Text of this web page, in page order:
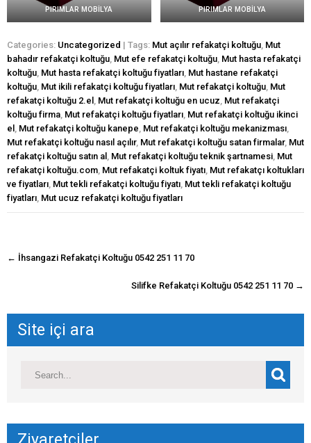
PIRIMLAR MOBİLYA PIRIMLAR MOBİLYA
Categories: Uncategorized | Tags: Mut açılır refakatçi koltuğu Mut
bahadır refakatçi koltuğu Mut efe refakatçi koltuğu Mut hasta refakatçi
koltuğu Mut hasta refakatçi koltuğu fiyatları Mut hastane refakatçi
koltuğu Mut ikili refakatçi koltuğu fiyatları Mut refakatçi koltuğu Mut
refakatçi koltuğu 2.el
Mut refakatçi koltuğu en ucuz Mut refakatçi
koltuğu firma Mut refakatçi koltuğu fiyatları Mut refakatçi koltuğu ikinci
el
Mut refakatçi koltuğu kanepe Mut refakatçi koltuğu mekanizması
Mut refakatçi koltuğu nasıl açılır, Mut refakatçi koltuğu satan firmalar, Mut
refakatçi koltuğu satın al
Mut refakatçi koltuğu teknik şartnamesi Mut
refakatçi koltuğu.com Mut refakatçi koltuk fiyatı Mut refakatçı koltukları
ve fiyatları Mut tekli refakatçi koltuğu fiyatı Mut tekli refakatçi koltuğu
fiyatları Mut ucuz refakatçi koltuğu fiyatları
navigasyon
← İhsangazi Refakatçi Koltuğu 0542 251 11 70
Silifke Refakatçi Koltuğu 0542 251 11 70 →
Site içi ara